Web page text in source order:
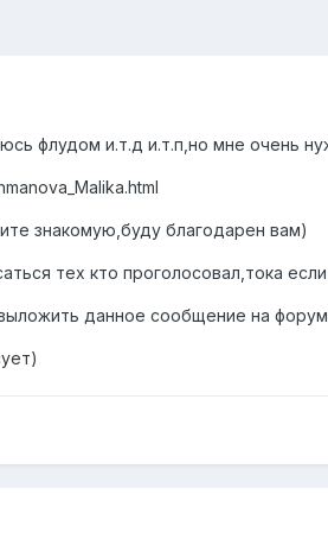
флудом и.т.д и.т.п,но мне очень
знакомую,буду благодарен вам)
тех кто проголосовал,тока
данное сообщение на